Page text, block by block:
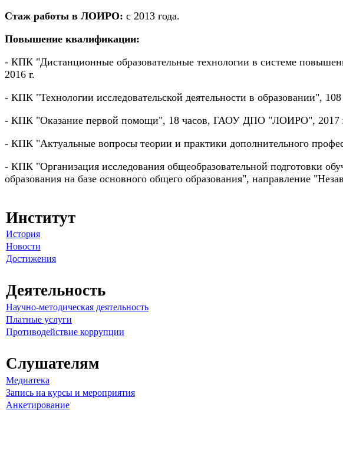
Стаж работы в ЛОИРО: с 2013 года.
Повышение квалификации:
- КПК "Дистанционные образовательные технологии в системе
2016 г.
- КПК "Технологии исследовательской деятельности в образовании",
- КПК "Оказание первой помощи", 18 часов, ГАОУ ДПО "ЛОИРО", 2017
- КПК "Актуальные вопросы теории и практики дополнительного
- КПК "Организация исследования общеобразовательной подготовки
образования на базе основного общего образования", направление
Институт
История
Новости
Достижения
Деятельность
Научно-методическая деятельность
Платные услуги
Противодействие коррупции
Слушателям
Медиатека
Запись на курсы и мероприятия
Анкетирование